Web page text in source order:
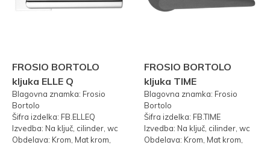
FROSIO BORTOLO
kljuka ELLE Q
Blagovna znamka: Frosio
Bortolo
Šifra izdelka: FB.ELLEQ
Izvedba: Na ključ, cilinder, wc
Obdelava: Krom, Mat krom,
FROSIO BORTOLO
kljuka TIME
Blagovna znamka: Frosio
Bortolo
Šifra izdelka: FB.TIME
Izvedba: Na ključ, cilinder, wc
Obdelava: Krom, Mat krom,